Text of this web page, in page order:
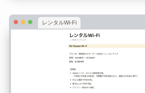
レンタルWi-Fi